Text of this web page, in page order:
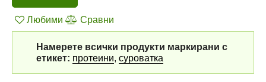
Любими Сравни
Намерете всички продукти маркирани с
етикет: протеини, суроватка